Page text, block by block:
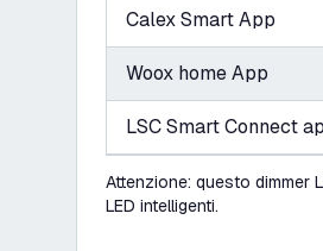
Calex Smart App
Woox home App
LSC Smart Connect
Attenzione: questo dimmer
LED intelligenti.